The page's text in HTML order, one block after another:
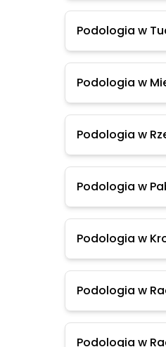
Podologia w
Podologia w
Podologia w
Podologia w
Podologia w
Podologia w
Podologia w